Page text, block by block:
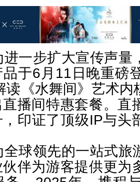
进一步扩大宣传声量
于6月11日晚重磅
读《水舞间》艺术
播间特惠套餐。直
印证了顶级IP与头
全球领先的一站式旅
伴为游客提供更为